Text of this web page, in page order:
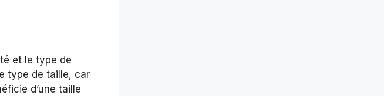
et le type de
type de taille, car
d’une taille